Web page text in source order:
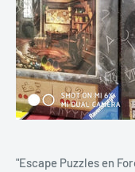
"Escape Puzzles en